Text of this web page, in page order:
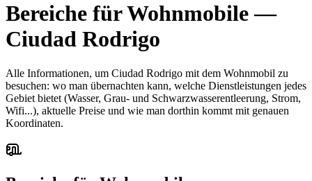
Bereiche für Wohnmobile—
Ciudad Rodrigo
Alle Informationen, um Ciudad Rodrigo mit dem Wohnmobil zu
besuchen: wo man übernachten kann, welche Dienstleistungen jedes
Gebiet bietet (Wasser, Grau- und Schwarzwasserentleerung, Strom,
Wifi...), aktuelle Preise und wie man dorthin kommt mit genauen
Koordinaten.